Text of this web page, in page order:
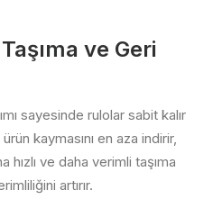
ve Geri
sayesinde rulolar sabit kalır
kaymasını en aza indirir,
hızlı ve daha verimli taşıma
artırır.